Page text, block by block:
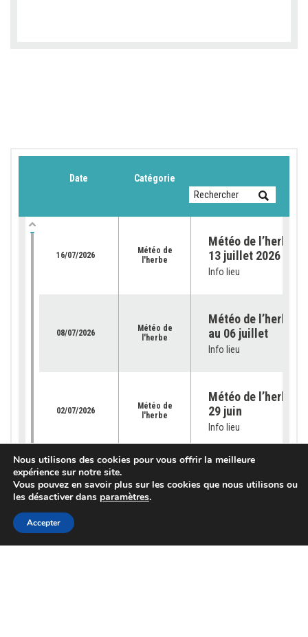
Date Catégorie
16/07/2026
Météo de
l'herbe
Météo de l’herbe
13 juillet 2026
Info lieu
08/07/2026
Météo de
l'herbe
Météo de l’herbe –
au 06 juillet
Info lieu
02/07/2026
Météo de
l'herbe
Météo de l’herbe –
29 juin
Info lieu
25/06/2026
Météo de
l'herbe
22 juin 2026
Nous utilisons des cookies pour vous offrir la meilleure
expérience sur notre site.
Vous pouvez en savoir plus sur les cookies que nous utilisons ou
les désactiver dans paramètres.
Accepter